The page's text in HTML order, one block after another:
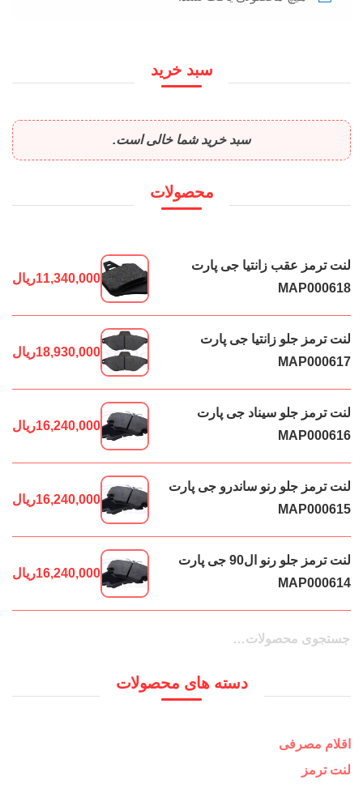
سبد خرید
سبد خرید شما خالی است.
محصولات
لنت ترمز عقب زانتیا جی پارت
MAP000618
11,340,000ریال
لنت ترمز جلو زانتیا جی پارت
MAP000617
18,930,000ریال
لنت ترمز جلو سیناد جی پارت
MAP000616
16,240,000ریال
لنت ترمز جلو رنو ساندرو جی پارت
MAP000615
16,240,000ریال
لنت ترمز جلو رنو ال90 جی پارت
MAP000614
16,240,000ریال
جستجو
جستجو
دسته های محصولات
اقلام مصرفی
لنت ترمز